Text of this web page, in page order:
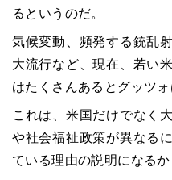
るというのだ。
気候変動、頻発する銃乱
大流行など、現在、若い
はたくさんあるとグッツォ
これは、米国だけでなく
や社会福祉政策が異なる
ている理由の説明になるか